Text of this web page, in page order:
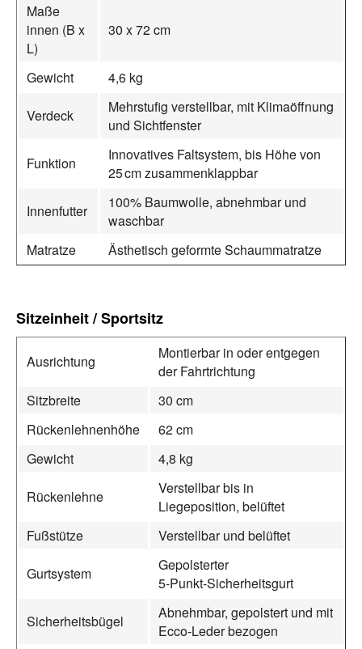
Maße
innen (B x
L)
30 x 72 cm
Gewicht 4,6 kg
Verdeck
Mehrstufig verstellbar, mit Klimaöffnung
und Sichtfenster
Funktion
Innovatives Faltsystem, bis Höhe von
25 cm zusammenklappbar
Innenfutter
100% Baumwolle, abnehmbar und
waschbar
Matratze
Ästhetisch geformte Schaummatratze
Sitzeinheit / Sportsitz
Ausrichtung
Montierbar in oder entgegen
der Fahrtrichtung
Sitzbreite
30 cm
Rückenlehnenhöhe
62 cm
Gewicht
4,8 kg
Rückenlehne
Verstellbar bis in
Liegeposition, belüftet
Fußstütze
Verstellbar und belüftet
Gurtsystem
Gepolsterter
5‑Punkt‑Sicherheitsgurt
Sicherheitsbügel
Abnehmbar, gepolstert und mit
Ecco‑Leder bezogen